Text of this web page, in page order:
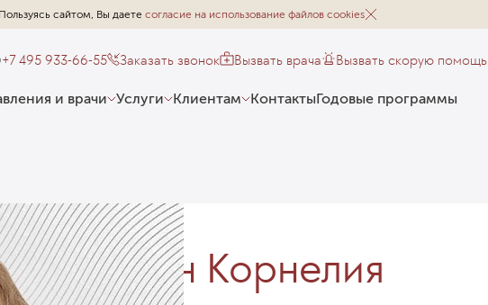
Пользуясь сайтом, Вы даете согласие на использование файлов cookies
+7 495 933-66-55 Заказать звонок Вызвать врача Вызвать скорую помощь
и врачи Услуги Клиентам КонтактыГодовые программы
Мадан Корнелия